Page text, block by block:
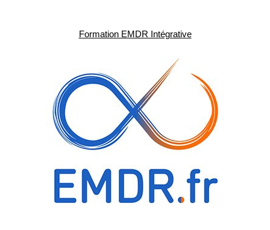
Formation EMDR Intégrative